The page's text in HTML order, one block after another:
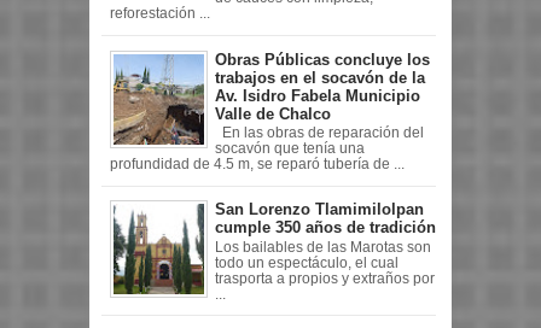
reforestación ...
Obras Públicas concluye los
trabajos en el socavón de la
Av. Isidro Fabela Municipio
Valle de Chalco
En las obras de reparación del
socavón que tenía una
profundidad de 4.5 m, se reparó tubería de ...
San Lorenzo Tlamimilolpan
cumple 350 años de tradición
Los bailables de las Marotas son
todo un espectáculo, el cual
trasporta a propios y extraños por